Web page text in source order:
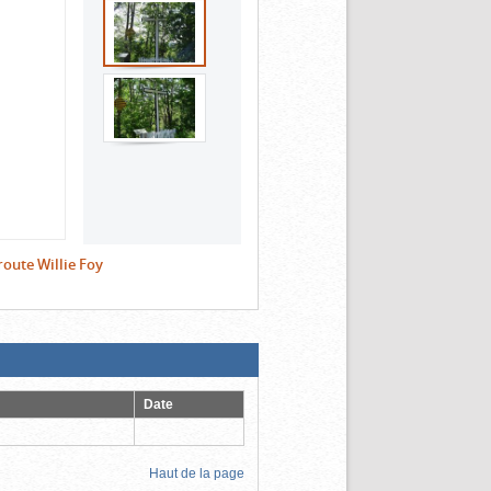
Willie Foy
Date
Haut de la page